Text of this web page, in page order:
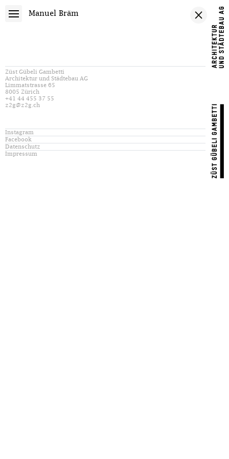
Manuel Bräm
Züst Gübeli Gambetti
Architektur und Städtebau AG
Limmatstrasse 65
8005 Zürich
+41 44 455 37 55
z2g@z2g.ch
Instagram
Facebook
Datenschutz
Impressum